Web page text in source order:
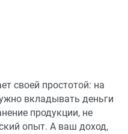
своей простотой: на
вкладывать деньги
продукции, не
опыт. А ваш доход,